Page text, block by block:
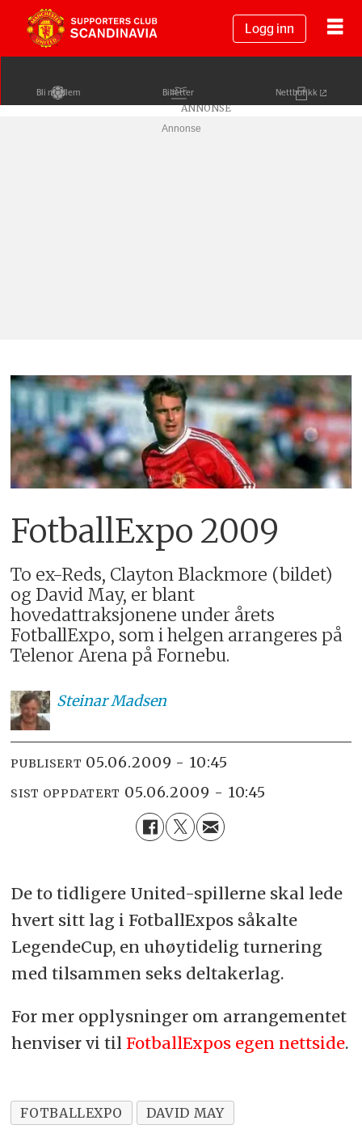
Logg inn
Bli medlem Billetter Nettbutikk
Annonse
FotballExpo 2009
To ex-Reds, Clayton Blackmore (bildet)
og David May, er blant
hovedattraksjonene under årets
FotballExpo, som i helgen arrangeres på
Telenor Arena på Fornebu.
SteinarMadsen
PUBLISERT 05.06.2009 - 10:45
SIST OPPDATERT 05.06.2009 - 10:45
De to tidligere United-spillerne skal lede
hvert sitt lag i FotballExpos såkalte
LegendeCup, en uhøytidelig turnering
med tilsammen seks deltakerlag.
For mer opplysninger om arrangementet
henviser vi til FotballExpos egen nettside.
FOTBALLEXPO
DAVID MAY